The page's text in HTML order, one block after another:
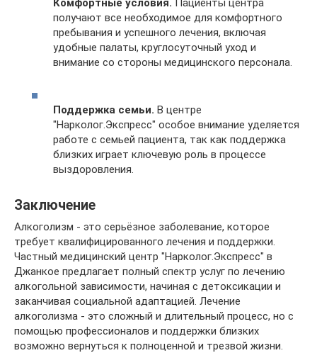
Комфортные условия. Пациенты центра
получают все необходимое для комфортного
пребывания и успешного лечения, включая
удобные палаты, круглосуточный уход и
внимание со стороны медицинского персонала.
Поддержка семьи. В центре
"Нарколог.Экспресс" особое внимание уделяется
работе с семьей пациента, так как поддержка
близких играет ключевую роль в процессе
выздоровления.
Заключение
Алкоголизм - это серьёзное заболевание, которое
требует квалифицированного лечения и поддержки.
Частный медицинский центр "Нарколог.Экспресс" в
Джанкое предлагает полный спектр услуг по лечению
алкогольной зависимости, начиная с детоксикации и
заканчивая социальной адаптацией. Лечение
алкоголизма - это сложный и длительный процесс, но с
помощью профессионалов и поддержки близких
возможно вернуться к полноценной и трезвой жизни.